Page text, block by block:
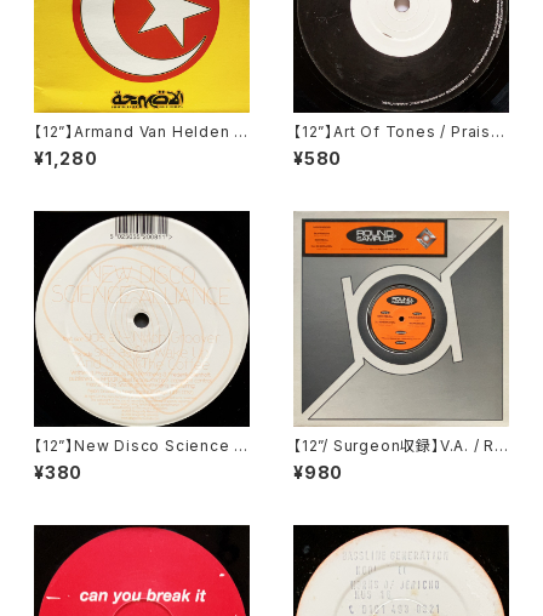
【12”】Armand Van Helden F
eat. Roland Clark / Flowerz
(Armed Records) (DJAH 4)
¥1,280
【12”】Art Of Tones / Praise
(20:20 Vision) (VIS142)
¥580
【12”】New Disco Science Al
liance / Nylon Groover / W
ake Up And Smell The Cof
¥380
【12”/ Surgeon収録】V.A. / Ro
und Sampler 2 (Round Rec
ords) (SARR-005)
¥980